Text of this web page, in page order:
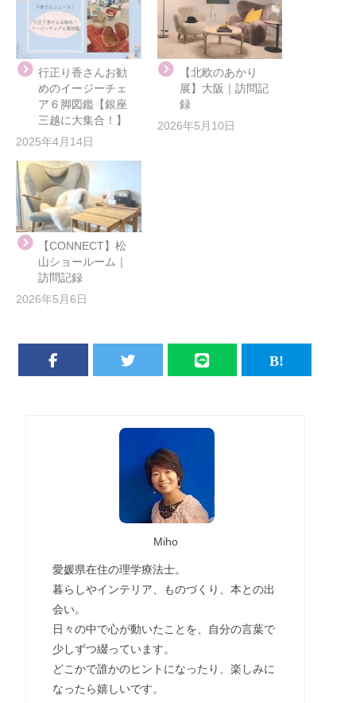
行正り香さんお勧
めのイージーチェ
ア６脚図鑑【銀座
三越に大集合！】
2025年4月14日
【北欧のあかり
展】大阪｜訪問記
録
2026年5月10日
【CONNECT】松
山ショールーム｜
訪問記録
2026年5月6日
Miho
愛媛県在住の理学療法士。
暮らしやインテリア、ものづくり、本との出
会い。
日々の中で心が動いたことを、自分の言葉で
少しずつ綴っています。
どこかで誰かのヒントになったり、楽しみに
なったら嬉しいです。